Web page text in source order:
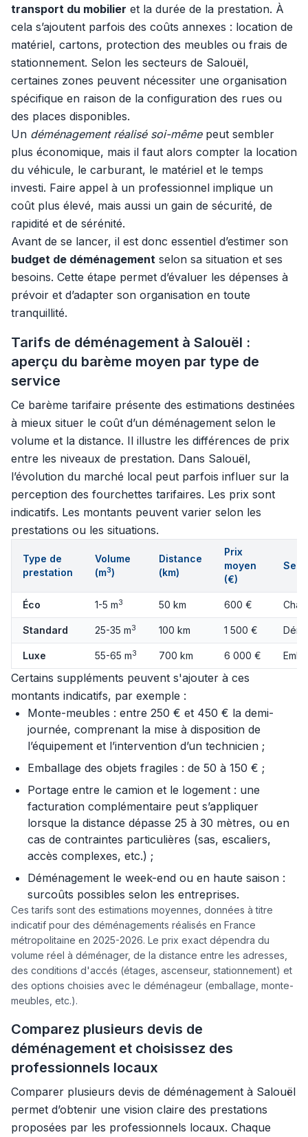
transport du mobilier et la durée de la prestation. À
cela s’ajoutent parfois des coûts annexes : location de
matériel, cartons, protection des meubles ou frais de
stationnement. Selon les secteurs de Salouël,
certaines zones peuvent nécessiter une organisation
spécifique en raison de la configuration des rues ou
des places disponibles.
Un déménagement réalisé soi-mêmepeut sembler
plus économique, mais il faut alors compter la location
du véhicule, le carburant, le matériel et le temps
investi. Faire appel à un professionnel implique un
coût plus élevé, mais aussi un gain de sécurité, de
rapidité et de sérénité.
Avant de se lancer, il est donc essentiel d’estimer son
budget de déménagement selon sa situation et ses
besoins. Cette étape permet d’évaluer les dépenses à
prévoir et d’adapter son organisation en toute
tranquillité.
Tarifs de déménagement à Salouël :
aperçu du barème moyen par type de
service
Ce barème tarifaire présente des estimations destinées
à mieux situer le coût d’un déménagement selon le
volume et la distance. Il illustre les différences de prix
entre les niveaux de prestation. Dans Salouël,
l’évolution du marché local peut parfois influer sur la
perception des fourchettes tarifaires. Les prix sont
indicatifs. Les montants peuvent varier selon les
prestations ou les situations.
Type de
prestation
Volume
(m3)
Distance
(km)
Prix
moyen
(€)
Éco 1-5 m3 50 km 600 €
Standard 25-35 m3 100 km 1 500 €
Luxe 55-65 m3 700 km 6 000 €
Certains suppléments peuvent s'ajouter à ces
montants indicatifs, par exemple :
Monte-meubles : entre 250 € et 450 € la demi-
journée, comprenant la mise à disposition de
l’équipement et l’intervention d’un technicien ;
Emballage des objets fragiles : de 50 à 150 € ;
Portage entre le camion et le logement : une
facturation complémentaire peut s’appliquer
lorsque la distance dépasse 25 à 30 mètres, ou en
cas de contraintes particulières (sas, escaliers,
accès complexes, etc.) ;
Déménagement le week-end ou en haute saison :
surcoûts possibles selon les entreprises.
Ces tarifs sont des estimations moyennes, données à titre
indicatif pour des déménagements réalisés en France
métropolitaine en 2025-2026. Le prix exact dépendra du
volume réel à déménager, de la distance entre les adresses,
des conditions d'accés (étages, ascenseur, stationnement) et
des options choisies avec le déménageur (emballage, monte-
meubles, etc.).
Comparez plusieurs devis de
déménagement et choisissez des
professionnels locaux
Comparer plusieurs devis de déménagement à Salouël
permet d’obtenir une vision claire des prestations
proposées par les professionnels locaux. Chaque